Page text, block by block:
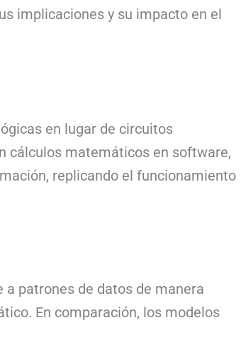
implicaciones y su impacto en el
en lugar de circuitos
cálculos matemáticos en software,
replicando el funcionamiento
a patrones de datos de manera
En comparación, los modelos